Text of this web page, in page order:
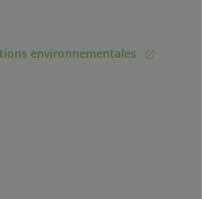
environnementales